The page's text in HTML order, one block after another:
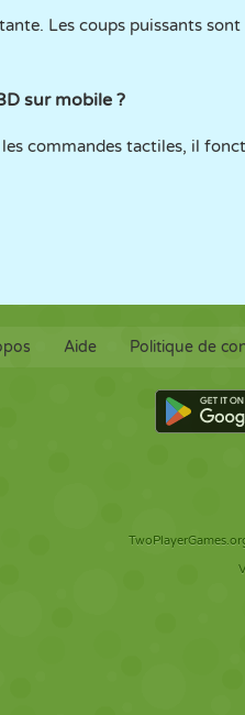
Les coups puissants
sur mobile ?
commandes tactiles, il
Aide Politique de